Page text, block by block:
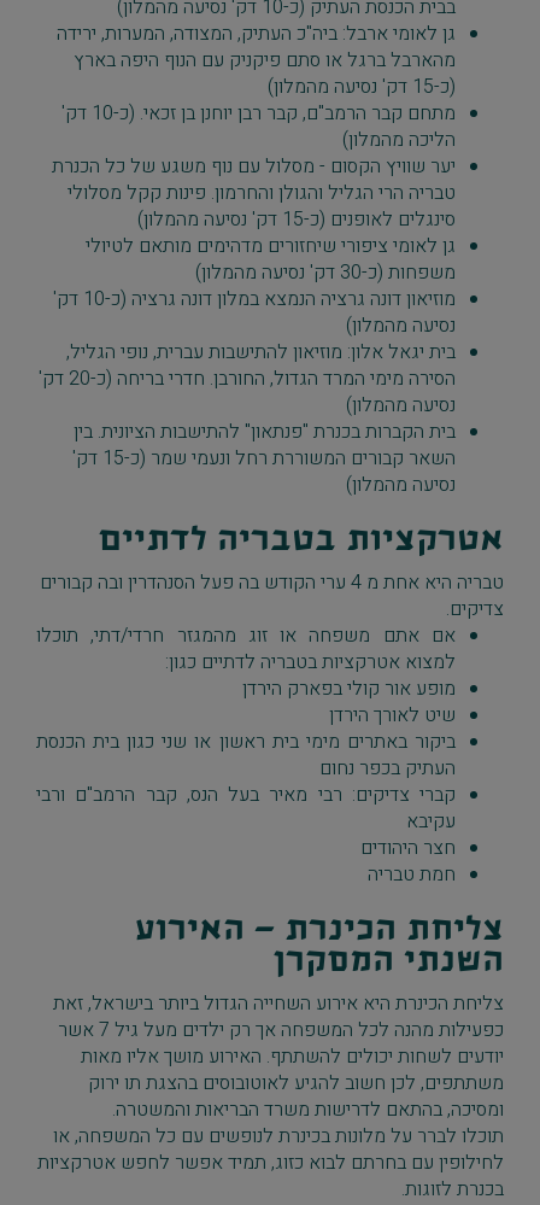
בבית הכנסת העתיק (כ-10 דק' נסיעה מהמלון)
גן לאומי ארבל: ביה"כ העתיק, המצודה, המערות, ירידה
מהארבל ברגל או סתם פיקניק עם הנוף היפה בארץ
(כ-15 דק' נסיעה מהמלון)
מתחם קבר הרמב"ם, קבר רבן יוחנן בן זכאי. (כ-10 דק'
הליכה מהמלון)
יער שוויץ הקסום - מסלול עם נוף משגע של כל הכנרת
טבריה הרי הגליל והגולן והחרמון. פינות קקל מסלולי
סינגלים לאופנים (כ-15 דק' נסיעה מהמלון)
גן לאומי ציפורי שיחזורים מדהימים מותאם לטיולי
משפחות (כ-30 דק' נסיעה מהמלון)
מוזיאון דונה גרציה הנמצא במלון דונה גרציה (כ-10 דק'
נסיעה מהמלון)
בית יגאל אלון: מוזיאון להתישבות עברית, נופי הגליל,
הסירה מימי המרד הגדול, החורבן. חדרי בריחה (כ-20 דק'
נסיעה מהמלון)
בית הקברות בכנרת "פנתאון" להתישבות הציונית. בין
השאר קבורים המשוררת רחל ונעמי שמר (כ-15 דק'
נסיעה מהמלון)
אטרקציות בטבריה לדתיים
טבריה היא אחת מ 4 ערי הקודש בה פעל הסנהדרין ובה קבורים
צדיקים.
אם אתם משפחה או זוג מהמגזר חרדי/דתי, תוכלו
למצוא אטרקציות בטבריה לדתיים כגון:
מופע אור קולי בפארק הירדן
שיט לאורך הירדן
ביקור באתרים מימי בית ראשון או שני כגון בית הכנסת
העתיק בכפר נחום
קברי צדיקים: רבי מאיר בעל הנס, קבר הרמב"ם ורבי
עקיבא
חצר היהודים
חמת טבריה
צליחת הכינרת - האירוע
השנתי המסקרן
צליחת הכינרת היא אירוע השחייה הגדול ביותר בישראל, זאת
כפעילות מהנה לכל המשפחה אך רק ילדים מעל גיל 7 אשר
יודעים לשחות יכולים להשתתף. האירוע מושך אליו מאות
משתתפים, לכן חשוב להגיע לאוטובוסים בהצגת תו ירוק
ומסיכה, בהתאם לדרישות משרד הבריאות והמשטרה.
תוכלו לברר על מלונות בכינרת לנופשים עם כל המשפחה, או
לחילופין עם בחרתם לבוא כזוג, תמיד אפשר לחפש אטרקציות
בכנרת לזוגות.